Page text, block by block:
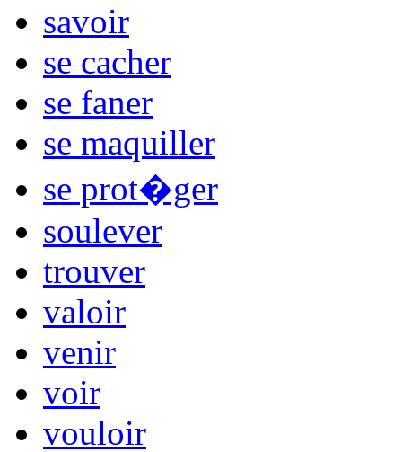
savoir
se cacher
se faner
se maquiller
se prot�ger
soulever
trouver
valoir
venir
voir
vouloir